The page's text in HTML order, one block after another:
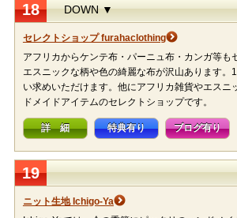
18 DOWN ▼
セレクトショップ furahaclothing
アフリカからケンテ布・パーニュ布・カンガ等も
エスニックな柄や色の綺麗な布が沢山あります。
い求めいただけます。他にアフリカ雑貨やエスニ
ドメイドアイテムのセレクトショップです。
詳 細 特典有り ブログ有り
19
ニット生地 Ichigo-Ya